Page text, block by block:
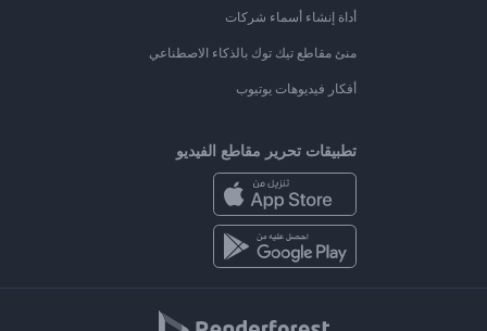
أداة إنشاء أسماء شركات
منئ مقاطع تيك توك بالذكاء الاصطناعي
أفكار فيديوهات يوتيوب
تطبيقات تحرير مقاطع الفيديو